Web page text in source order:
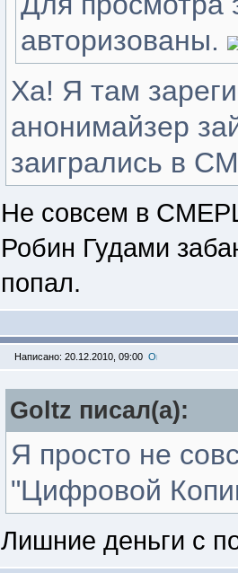
авторизованы.
Ха! Я там
анонимайзер
заигрались в
Не совсем в
Робин Гудами
попал.
Написано: 20.12.2010, 09:00
Goltz писал(a):
Я просто не
"Цифровой
Лишние деньги с